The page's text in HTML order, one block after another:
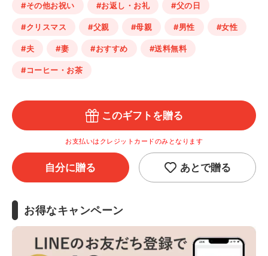
#その他お祝い #お返し・お礼 #父の日
#クリスマス #父親 #母親 #男性 #女性
#夫 #妻 #おすすめ #送料無料
#コーヒー・お茶
このギフトを贈る
お支払いはクレジットカードのみとなります
自分に贈る あとで贈る
お得なキャンペーン